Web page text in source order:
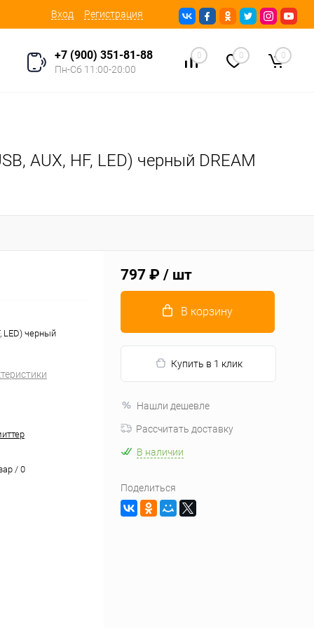
Вход Регистрация
+7 (900) 351-81-88
Пн-Сб 11:00-20:00
0 0 0
AUX, HF, LED) черный DREAM
LED) черный
/ 0
797 ₽ / шт
В корзину
Купить в 1 клик
Нашли дешевле
Рассчитать доставку
В наличии
Поделиться